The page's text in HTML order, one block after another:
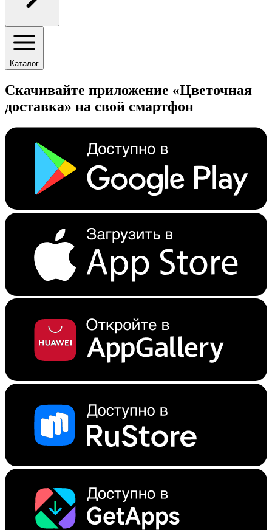
Каталог
Скачивайте приложение «Цветочная
доставка» на свой смартфон